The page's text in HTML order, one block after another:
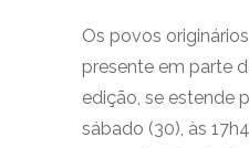
Os povos
presente em parte
edição, se estende
sábado (30), às